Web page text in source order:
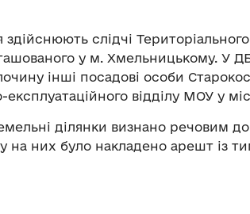
здійснюють слідчі
у м. Хмельницькому. У
інші посадові особи
відділу МОУ у
ділянки визнано речовим
на них було накладено арешт із